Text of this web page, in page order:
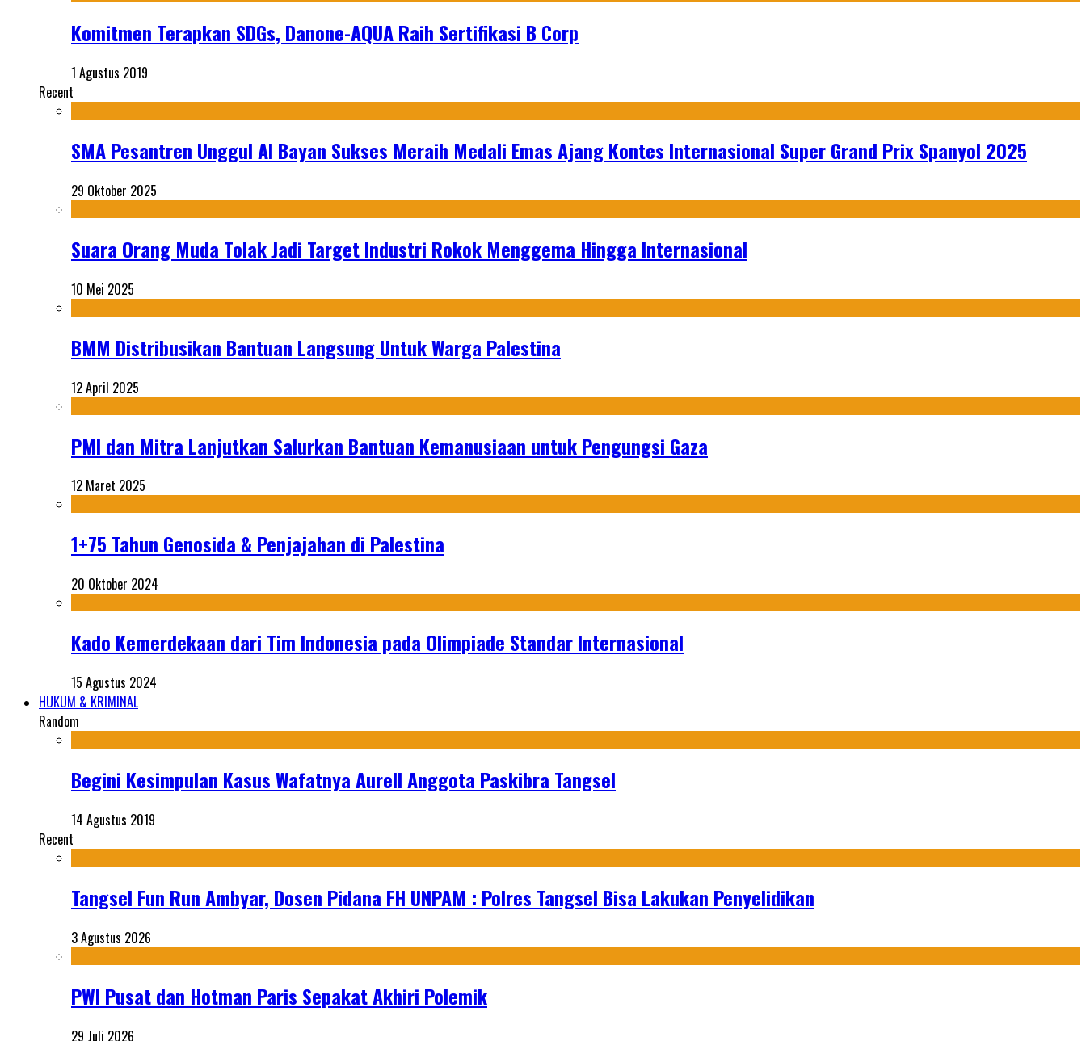
Komitmen Terapkan SDGs, Danone-AQUA Raih Sertifikasi B Corp
1 Agustus 2019
Recent
SMA Pesantren Unggul Al Bayan Sukses Meraih Medali Emas Ajang Kontes Internasional Super Grand Prix Spanyol 2025
29 Oktober 2025
Suara Orang Muda Tolak Jadi Target Industri Rokok Menggema Hingga Internasional
10 Mei 2025
BMM Distribusikan Bantuan Langsung Untuk Warga Palestina
12 April 2025
PMI dan Mitra Lanjutkan Salurkan Bantuan Kemanusiaan untuk Pengungsi Gaza
12 Maret 2025
1+75 Tahun Genosida & Penjajahan di Palestina
20 Oktober 2024
Kado Kemerdekaan dari Tim Indonesia pada Olimpiade Standar Internasional
15 Agustus 2024
HUKUM & KRIMINAL
Random
Begini Kesimpulan Kasus Wafatnya Aurell Anggota Paskibra Tangsel
14 Agustus 2019
Recent
Tangsel Fun Run Ambyar, Dosen Pidana FH UNPAM : Polres Tangsel Bisa Lakukan Penyelidikan
3 Agustus 2026
PWI Pusat dan Hotman Paris Sepakat Akhiri Polemik
29 Juli 2026